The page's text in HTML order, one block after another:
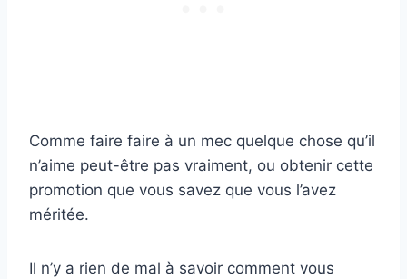
Comme faire faire à un mec quelque chose qu’il
n’aime peut-être pas vraiment, ou obtenir cette
promotion que vous savez que vous l’avez
méritée.
Il n’y a rien de mal à savoir comment vous